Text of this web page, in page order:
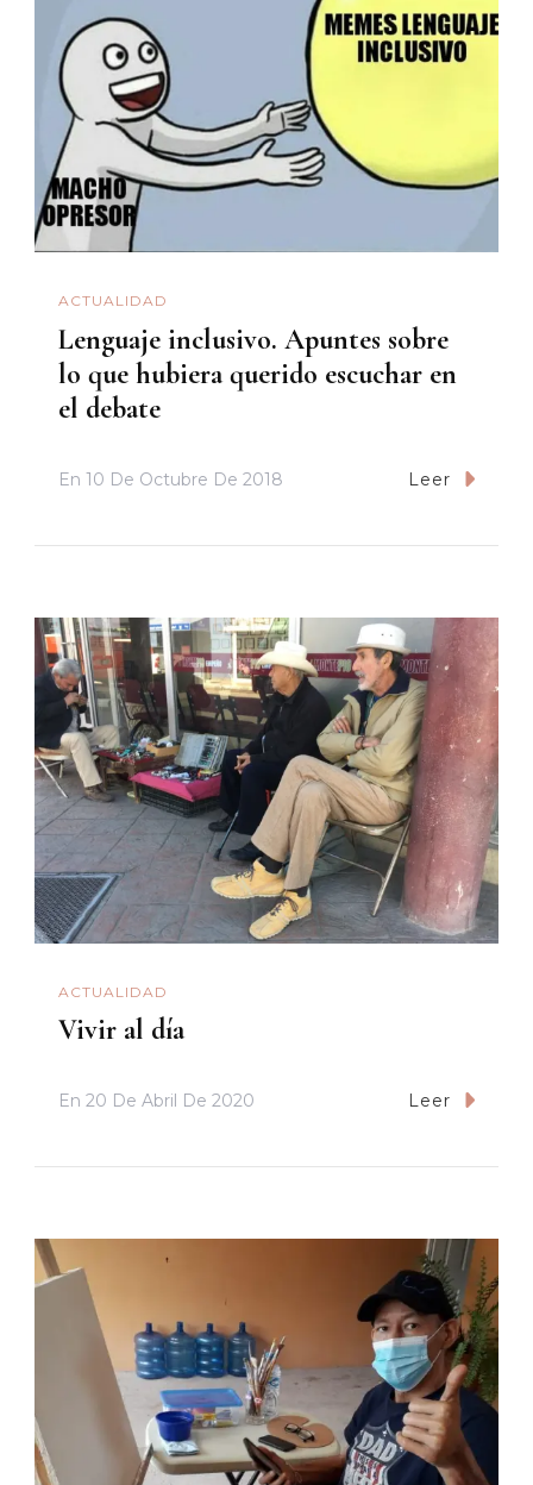
ACTUALIDAD
Lenguaje inclusivo. Apuntes sobre
lo que hubiera querido escuchar en
el debate
En 10 De Octubre De 2018 Leer
ACTUALIDAD
Vivir al día
En 20 De Abril De 2020 Leer